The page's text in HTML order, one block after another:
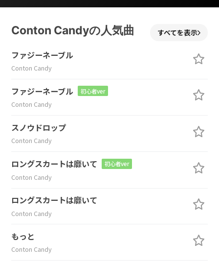
Conton Candyの人気曲 すべてを表示
ファジーネーブル
Conton Candy
ファジーネーブル 初心者ver
Conton Candy
スノウドロップ
Conton Candy
ロングスカートは靡いて 初心者ver
Conton Candy
ロングスカートは靡いて
Conton Candy
もっと
Conton Candy